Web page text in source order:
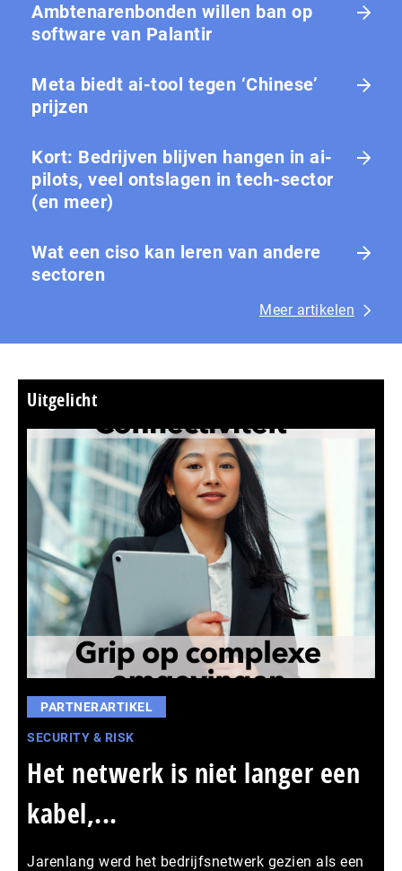
Ambtenarenbonden willen ban op
software van Palantir
Meta biedt ai-tool tegen ‘Chinese’
prijzen
Kort: Bedrijven blijven hangen in ai-
pilots, veel ontslagen in tech-sector
(en meer)
Wat een ciso kan leren van andere
sectoren
Meer artikelen
Uitgelicht
PARTNERARTIKEL
SECURITY & RISK
Het netwerk is niet langer een
kabel,...
Jarenlang werd het bedrijfsnetwerk gezien als een